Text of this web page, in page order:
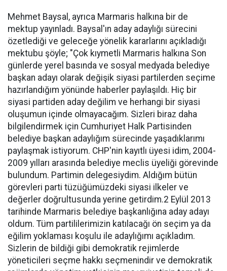
Mehmet Baysal, ayrıca Marmaris halkına bir de
mektup yayınladı. Baysal'ın aday adaylığı sürecini
özetlediği ve geleceğe yönelik kararlarını açıkladığı
mektubu şöyle; "Çok kıymetli Marmaris halkına Son
günlerde yerel basında ve sosyal medyada belediye
başkan adayı olarak değişik siyasi partilerden seçime
hazırlandığım yönünde haberler paylaşıldı. Hiç bir
siyasi partiden aday değilim ve herhangi bir siyasi
oluşumun içinde olmayacağım. Sizleri biraz daha
bilgilendirmek için Cumhuriyet Halk Partisinden
belediye başkan adaylığım sürecinde yaşadıklarımı
paylaşmak istiyorum. CHP'nin kayıtlı üyesi idim, 2004-
2009 yılları arasında belediye meclis üyeliği görevinde
bulundum. Partimin delegesiydim. Aldığım bütün
görevleri parti tüzüğümüzdeki siyasi ilkeler ve
değerler doğrultusunda yerine getirdim.2 Eylül 2013
tarihinde Marmaris belediye başkanlığına aday adayı
oldum. Tüm partililerimizin katılacağı ön seçim ya da
eğilim yoklaması koşulu ile adaylığımı açıkladım.
Sizlerin de bildiği gibi demokratik rejimlerde
yöneticileri seçme hakkı seçmenindir ve demokratik